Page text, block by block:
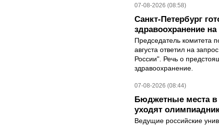
07-08-2026 (08:58)
Санкт-Петербург
здравоохранение на
Председатель комитета
августа ответил на
России". Речь о
здравоохранение.
07-08-2026 (08:44)
Бюджетные места в
уходят
Ведущие российские